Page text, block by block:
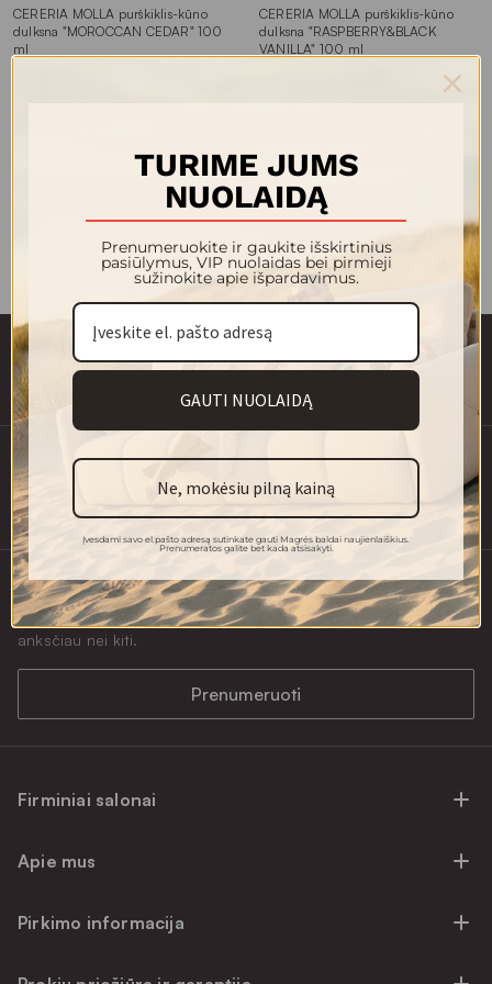
pirkti atvykę į fizines parduotuves, kurias rasite keturiuose
miestuose: Vilniuje, Kaune, Klaipėdoje ir Alytuje. Salonuose
jūsų laukia specialistai, pasirengę padėti išsirinkti. O pirkdami
internetu galite lengvai palyginti gaminius pagal natas, kainą,
CERERIA MOLLA purškiklis-kūno
dulksna "MOROCCAN CEDAR" 100
ml
CERERIA MOLLA purškiklis-kūno
dulksna "RASPBERRY&BLACK
VANILLA" 100 ml
Jūs peržiūrejote 2 iš 2 prekių
info@magre.lt
+370 634 85000
Firminiai salonai
Firminiai salonai Klaipėdoje
Apie mus
Atsiliepimai
Pirkimo informacija
Naujienlaiškio prenumerata
Noriu gauti išskirtinius pasiūlymus bei sužinoti apie akcijas
anksčiau nei kiti.
Prenumeruoti
TURIME JUMS
NUOLAIDĄ
Prenumeruokite ir gaukite išskirtinius
pasiūlymus, VIP nuolaidas bei pirmieji
sužinokite apie išpardavimus.
GAUTI NUOLAIDĄ
Ne, mokėsiu pilną kainą
Įvesdami savo el.pašto adresą sutinkate gauti Magrės baldai naujienlaiškius.
Prenumeratos galite bet kada atsisakyti.